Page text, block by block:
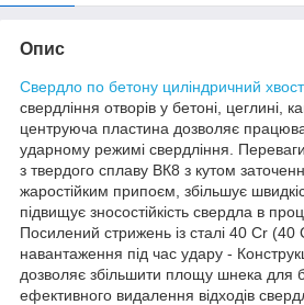
Опис
Свердло по бетону циліндричний
свердління отворів у бетоні, цеглині,
центруюча пластина дозволяє
ударному режимі свердління.
з твердого сплаву ВК8 з кутом
жаростійким припоєм, збільшує
підвищує зносостійкість свердла в
Посилений стрижень із сталі 40 Cr (40
навантаження під час удару -
дозволяє збільшити площу шнека для
ефективного видалення відходів